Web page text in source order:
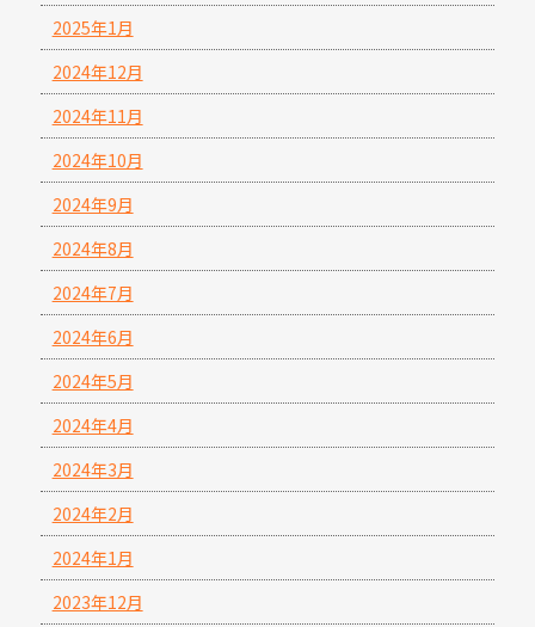
2025年1月
2024年12月
2024年11月
2024年10月
2024年9月
2024年8月
2024年7月
2024年6月
2024年5月
2024年4月
2024年3月
2024年2月
2024年1月
2023年12月